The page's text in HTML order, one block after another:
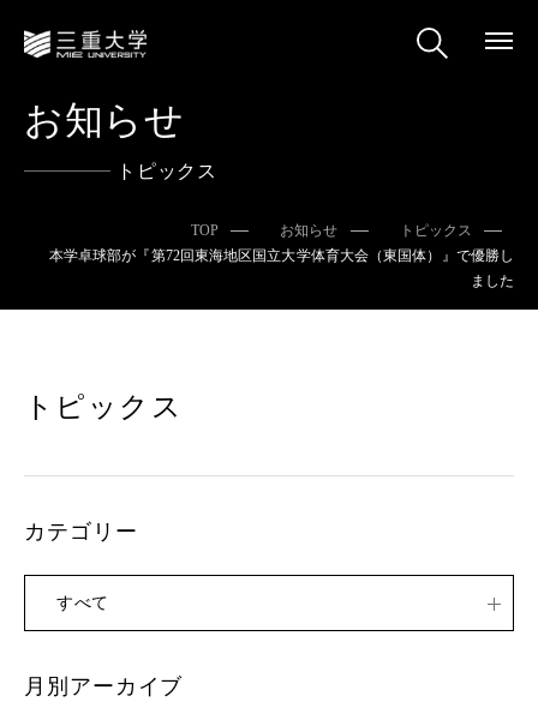
お知らせ
トピックス
TOP お知らせ
トピックス
本学卓球部が『第72回東海地区国立大学体育大会（東国体）』で優勝し
ました
トピックス
カテゴリー
すべて
月別アーカイブ